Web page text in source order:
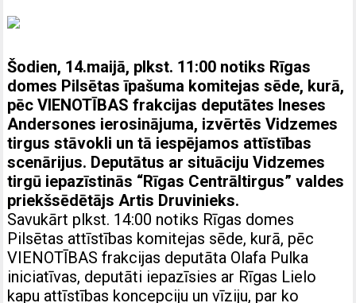
Šodien, 14.maijā, plkst. 11:00 notiks Rīgas
domes Pilsētas īpašuma komitejas sēde, kurā,
pēc VIENOTĪBAS frakcijas deputātes Ineses
Andersones ierosinājuma, izvērtēs Vidzemes
tirgus stāvokli un tā iespējamos attīstības
scenārijus. Deputātus ar situāciju Vidzemes
tirgū iepazīstinās “Rīgas Centrāltirgus” valdes
priekšsēdētājs Artis Druvinieks.
Savukārt plkst. 14:00 notiks Rīgas domes
Pilsētas attīstības komitejas sēde, kurā, pēc
VIENOTĪBAS frakcijas deputāta Olafa Pulka
iniciatīvas, deputāti iepazīsies ar Rīgas Lielo
kapu attīstības koncepciju un vīziju, par ko